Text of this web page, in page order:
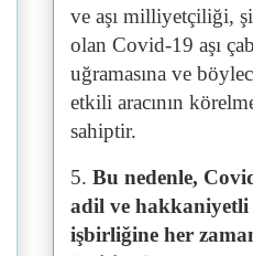
ve aşı milliyetçiliği,
olan Covid-19 aşı
uğramasına ve
etkili aracının
sahiptir.
5. Bu nedenle,
adil ve hakkaniyetli
işbirliğine her